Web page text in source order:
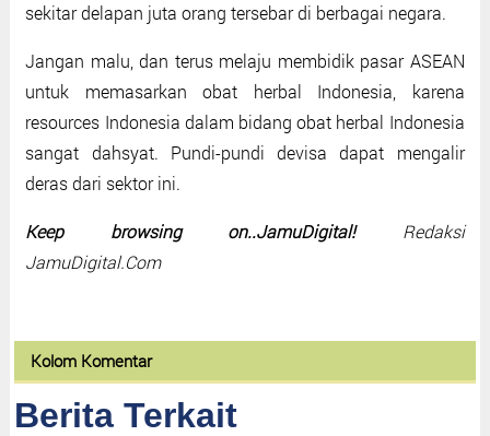
sekitar delapan juta orang tersebar di berbagai negara.
Jangan malu, dan terus melaju membidik pasar ASEAN
untuk memasarkan obat herbal Indonesia, karena
resources Indonesia dalam bidang obat herbal Indonesia
sangat dahsyat. Pundi-pundi devisa dapat mengalir
deras dari sektor ini.
Keep browsing on..JamuDigital!Redaksi
JamuDigital.Com
Kolom Komentar
Berita Terkait